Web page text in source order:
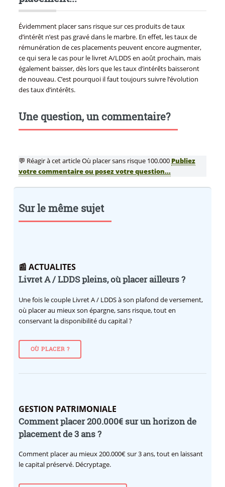
Évidemment placer sans risque sur ces produits de taux
d’intérêt n’est pas gravé dans le marbre. En effet, les taux de
rémunération de ces placements peuvent encore augmenter,
ce qui sera le cas pour le livret A/LDDS en août prochain, mais
également baisser, dès lors que les taux d’intérêts baisseront
de nouveau. C’est pourquoi il faut toujours suivre l’évolution
des taux d’intérêts.
Une question, un commentaire?
💬 Réagir à cet article Où placer sans risque 100.000 Publiez
votre commentaire ou posez votre question...
Sur le même sujet
📰 ACTUALITES
Livret A / LDDS pleins, où placer ailleurs ?
Une fois le couple Livret A / LDDS à son plafond de versement,
où placer au mieux son épargne, sans risque, tout en
conservant la disponibilité du capital ?
OÙ PLACER ?
GESTION PATRIMONIALE
Comment placer 200.000€ sur un horizon de
placement de 3 ans ?
Comment placer au mieux 200.000€ sur 3 ans, tout en laissant
le capital préservé. Décryptage.